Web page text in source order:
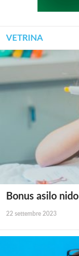
VETRINA
Bonus asilo
22 settembre 2023